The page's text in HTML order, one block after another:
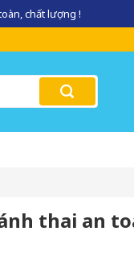
chất lượng !
thai an